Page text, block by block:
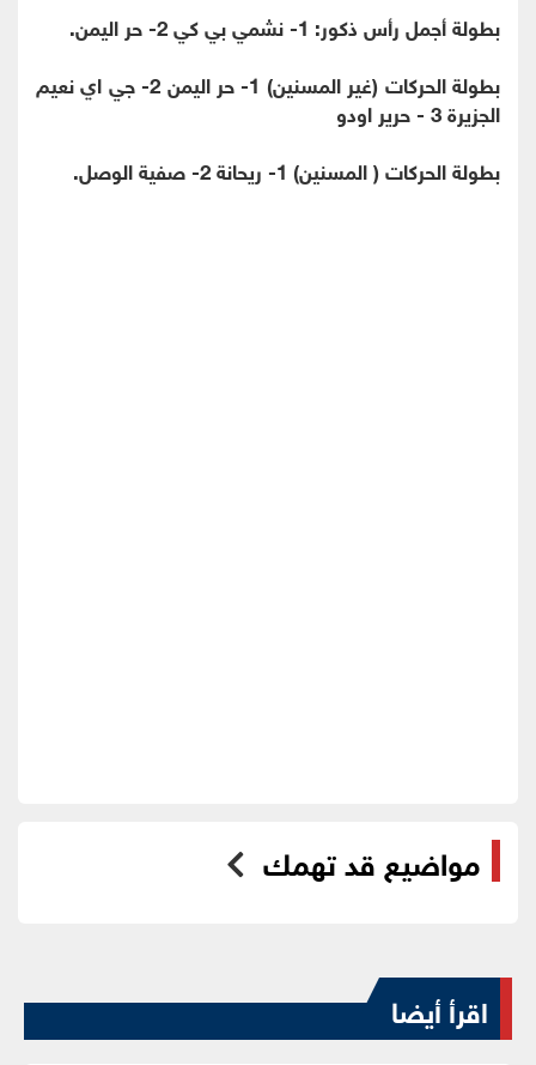
بطولة أجمل رأس ذكور: 1- نشمي بي كي 2- حر اليمن.
بطولة الحركات (غير المسنين) 1- حر اليمن 2- جي اي نعيم
الجزيرة 3 - حرير اودو
بطولة الحركات ( المسنين) 1- ريحانة 2- صفية الوصل.
مواضيع قد تهمك
اقرأ أيضا